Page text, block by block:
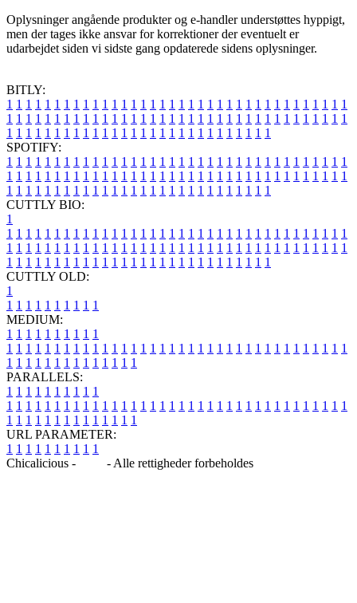
Oplysninger angående produkter og e-handler understøttes hyppigt,
men der tages ikke ansvar for korrektioner der eventuelt er
udarbejdet siden vi sidste gang opdaterede sidens oplysninger.
BITLY:
1 1 1 1 1 1 1 1 1 1 1 1 1 1 1 1 1 1 1 1 1 1 1 1 1 1 1 1 1 1 1 1 1 1 1 1
1 1 1 1 1 1 1 1 1 1 1 1 1 1 1 1 1 1 1 1 1 1 1 1 1 1 1 1 1 1 1 1 1 1 1 1
1 1 1 1 1 1 1 1 1 1 1 1 1 1 1 1 1 1 1 1 1 1 1 1 1 1 1 1
SPOTIFY:
1 1 1 1 1 1 1 1 1 1 1 1 1 1 1 1 1 1 1 1 1 1 1 1 1 1 1 1 1 1 1 1 1 1 1 1
1 1 1 1 1 1 1 1 1 1 1 1 1 1 1 1 1 1 1 1 1 1 1 1 1 1 1 1 1 1 1 1 1 1 1 1
1 1 1 1 1 1 1 1 1 1 1 1 1 1 1 1 1 1 1 1 1 1 1 1 1 1 1 1
CUTTLY BIO:
1
1 1 1 1 1 1 1 1 1 1 1 1 1 1 1 1 1 1 1 1 1 1 1 1 1 1 1 1 1 1 1 1 1 1 1 1
1 1 1 1 1 1 1 1 1 1 1 1 1 1 1 1 1 1 1 1 1 1 1 1 1 1 1 1 1 1 1 1 1 1 1 1
1 1 1 1 1 1 1 1 1 1 1 1 1 1 1 1 1 1 1 1 1 1 1 1 1 1 1 1
CUTTLY OLD:
1
1 1 1 1 1 1 1 1 1 1
MEDIUM:
1 1 1 1 1 1 1 1 1 1
1 1 1 1 1 1 1 1 1 1 1 1 1 1 1 1 1 1 1 1 1 1 1 1 1 1 1 1 1 1 1 1 1 1 1 1
1 1 1 1 1 1 1 1 1 1 1 1 1 1
PARALLELS:
1 1 1 1 1 1 1 1 1 1
1 1 1 1 1 1 1 1 1 1 1 1 1 1 1 1 1 1 1 1 1 1 1 1 1 1 1 1 1 1 1 1 1 1 1 1
1 1 1 1 1 1 1 1 1 1 1 1 1 1
URL PARAMETER:
1 1 1 1 1 1 1 1 1 1
Chicalicious -
- Alle rettigheder forbeholdes